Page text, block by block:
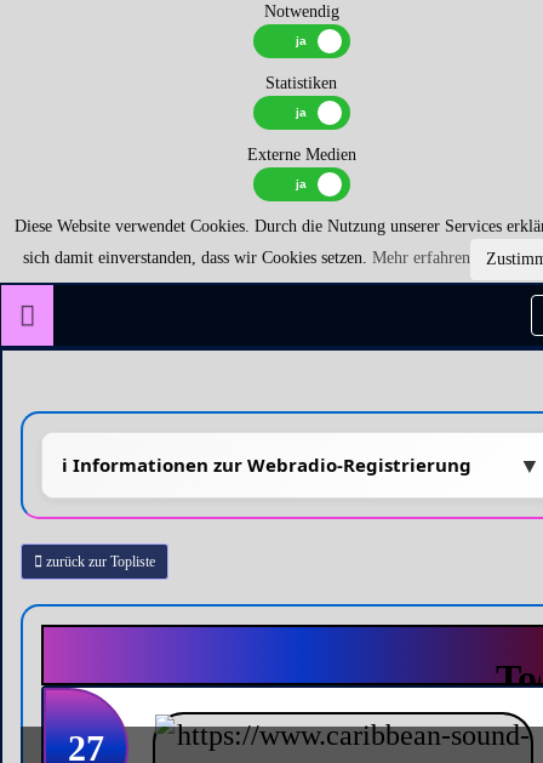
Notwendig
Statistiken
Externe Medien
Diese Website verwendet Cookies. Durch die Nutzung unserer Services
sich damit einverstanden, dass wir Cookies setzen. Mehr erfahren
zurück zur Topliste
27